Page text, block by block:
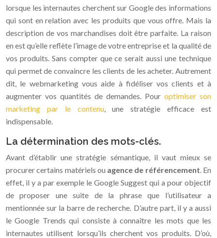
lorsque les internautes cherchent sur Google des informations
qui sont en relation avec les produits que vous offre. Mais la
description de vos marchandises doit être parfaite. La raison
en est qu’elle reflète l’image de votre entreprise et la qualité de
vos produits. Sans compter que ce serait aussi une technique
qui permet de convaincre les clients de les acheter. Autrement
dit, le webmarketing vous aide à fidéliser vos clients et à
augmenter vos quantités de demandes. Pour optimiser son
marketing par le contenu, une stratégie efficace est
indispensable.
La détermination des mots-clés.
Avant d’établir une stratégie sémantique, il vaut mieux se
procurer certains matériels ou agence de référencement. En
effet, il y a par exemple le Google Suggest qui a pour objectif
de proposer une suite de la phrase que l’utilisateur a
mentionnée sur la barre de recherche. D’autre part, il y a aussi
le Google Trends qui consiste à connaître les mots que les
internautes utilisent lorsqu’ils cherchent vos produits. D’où,